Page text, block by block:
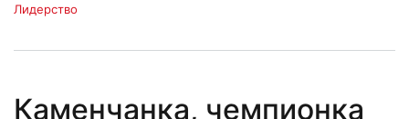
Лидерство
Каменчанка, чемпионка